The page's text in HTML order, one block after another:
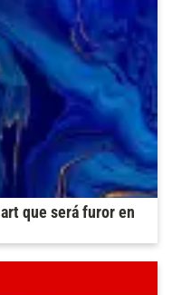
que será furor en